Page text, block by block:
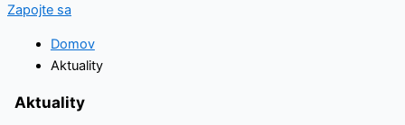
Zapojte sa
Domov
Aktuality
Aktuality